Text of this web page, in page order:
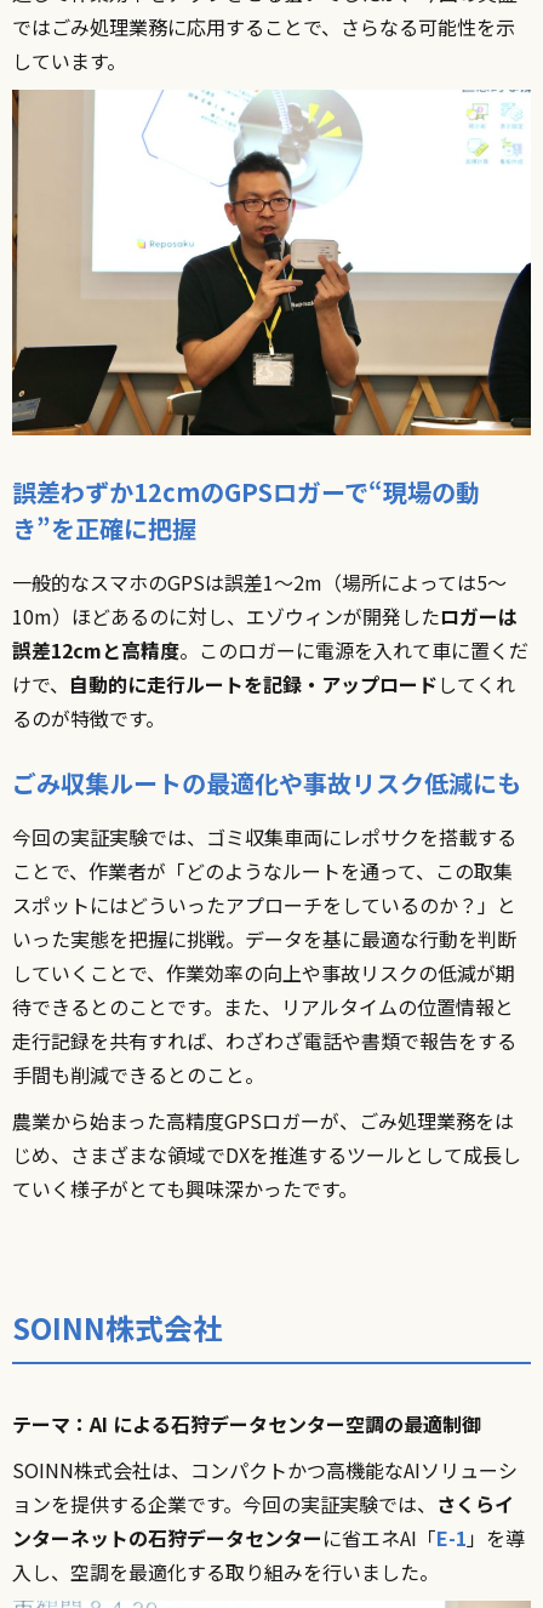
ではごみ処理業務に応用することで、さらなる可能性を示
しています。
誤差わずか12cmのGPSロガーで“現場の動
き”を正確に把握
一般的なスマホのGPSは誤差1～2m（場所によっては5～
10m）ほどあるのに対し、エゾウィンが開発したロガーは
誤差12cmと高精度。このロガーに電源を入れて車に置くだ
けで、 自動的に走行ルートを記録・アップロードしてくれ
るのが特徴です。
ごみ収集ルートの最適化や事故リスク低減にも
今回の実証実験では、ゴミ収集車両にレポサクを搭載する
ことで、作業者が「どのようなルートを通って、この取集
スポットにはどういったアプローチをしているのか？」と
いった実態を把握に挑戦。データを基に最適な行動を判断
していくことで、作業効率の向上や事故リスクの低減が期
待できるとのことです。また、リアルタイムの位置情報と
走行記録を共有すれば、わざわざ電話や書類で報告をする
手間も削減できるとのこと。
農業から始まった高精度GPSロガーが、ごみ処理業務をは
じめ、さまざまな領域でDXを推進するツールとして成長し
ていく様子がとても興味深かったです。
SOINN株式会社
テーマ：AI による⽯狩データセンター空調の最適制御
SOINN株式会社は、コンパクトかつ高機能なAIソリューシ
ョンを提供する企業です。今回の実証実験では、 さくらイ
ンターネットの石狩データセンターに省エネAI「E-1」を導
入し、空調を最適化する取り組みを行いました。